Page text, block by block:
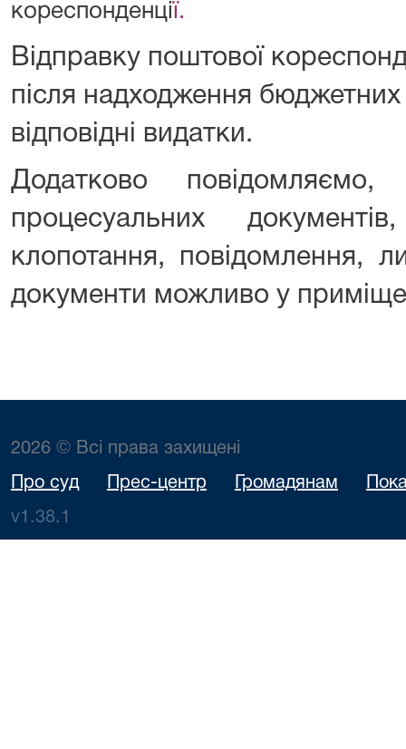
кореспонденції.
Відправку поштової
після надходження
відповідні видатки.
Додатково
процесуальних
клопотання, повідомлення,
документи можливо у
2026 © Всі права захищені
Про суд Прес-центр Громадянам
v1.38.1